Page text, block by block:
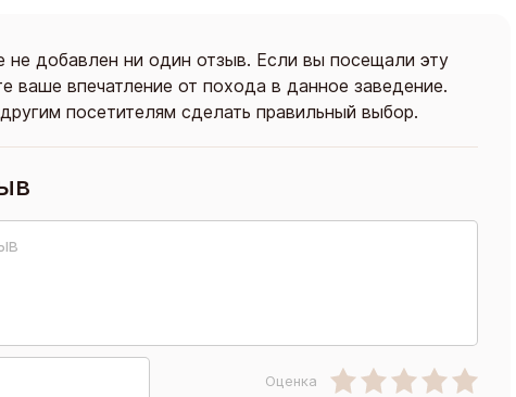
не добавлен ни один отзыв. Если вы посещали эту
ваше впечатление от похода в данное заведение.
посетителям сделать правильный выбор.
Оценка